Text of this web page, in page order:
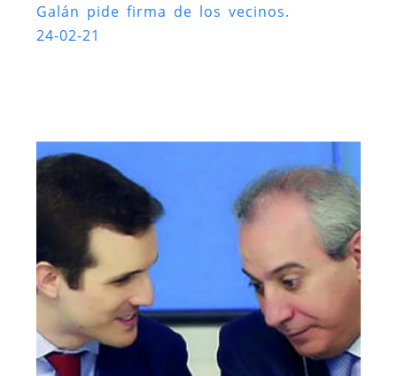
Galán pide firma de los vecinos.
24-02-21